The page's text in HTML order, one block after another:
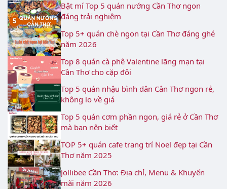
Bật mí Top 5 quán nướng Cần Thơ ngon
đáng trải nghiệm
Top 5+ quán chè ngon tại Cần Thơ đáng ghé
năm 2026
Top 8 quán cà phê Valentine lãng mạn tại
Cần Thơ cho cặp đôi
Top 5 quán nhậu bình dân Cân Thơ ngon rẻ,
không lo về giá
Top 5 quán cơm phần ngon, giá rẻ ở Cần Thơ
mà bạn nên biết
TOP 5+ quán cafe trang trí Noel đẹp tại Cần
Thơ năm 2025
Jollibee Cần Thơ: Địa chỉ, Menu & Khuyến
mãi năm 2026